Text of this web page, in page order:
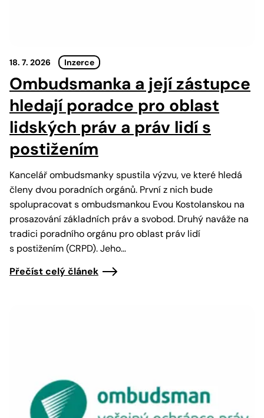
18. 7. 2026 Inzerce
Ombudsmanka a její zástupce
hledají poradce pro oblast
lidských práv a práv lidí s
postižením
Kancelář ombudsmanky spustila výzvu, ve které hledá
členy dvou poradních orgánů. První z nich bude
spolupracovat s ombudsmankou Evou Kostolanskou na
prosazování základních práv a svobod. Druhý naváže na
tradici poradního orgánu pro oblast práv lidí
s postižením (CRPD). Jeho…
Přečíst celý článek